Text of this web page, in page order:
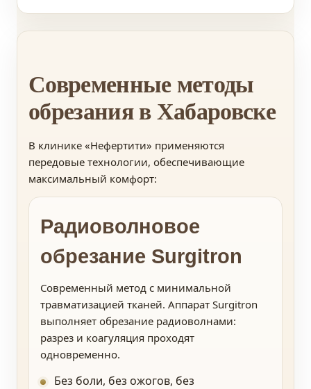
Современные методы
обрезания в Хабаровске
В клинике «Нефертити» применяются
передовые технологии, обеспечивающие
максимальный комфорт:
Радиоволновое
обрезание Surgitron
Современный метод с минимальной
травматизацией тканей. Аппарат Surgitron
выполняет обрезание радиоволнами:
разрез и коагуляция проходят
одновременно.
Без боли, без ожогов, без